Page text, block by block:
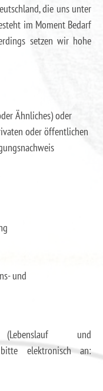
die uns unter
im Moment Bedarf
setzen wir hohe
Ähnliches) oder
oder öffentlichen
und
und
bitte elektronisch an: